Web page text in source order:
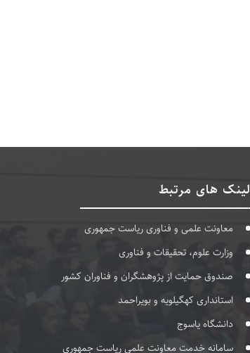
لینک های مرتبط
معاونت علمی و فناوری ریاست جمهوری
وزارت علوم، تحقیقات و فناوری
صندوق حمایت از پژوهشگران و فناوران کشور
استانداری کهگیلویه و بویراحمد
دانشگاه یاسوج
سامانه خدمت معاونت علمی ریاست جمهوری